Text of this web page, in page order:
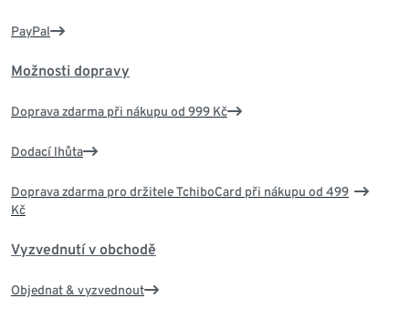
PayPal
Možnosti dopravy
Doprava zdarma při nákupu od 999 Kč
Dodací lhůta
Doprava zdarma pro držitele TchiboCard při nákupu od 499
Kč
Vyzvednutí v obchodě
Objednat & vyzvednout